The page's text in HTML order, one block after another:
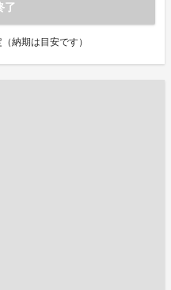
了
納期は目安です）